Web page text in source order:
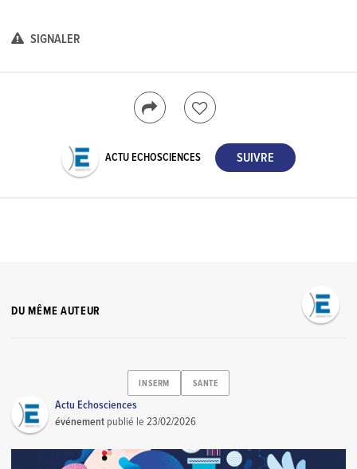
SIGNALER
ACTU ECHOSCIENCES
DU MÊME AUTEUR
INSERM SANTE
Actu Echosciences
événement publié le23/02/2026